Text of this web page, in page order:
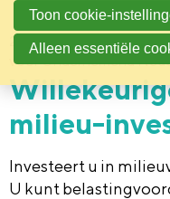
2 februari 2011 Deze
voor Ondernemend
milieu-
Investeert u in
U kunt
Toon cookie-
Alleen essentiële